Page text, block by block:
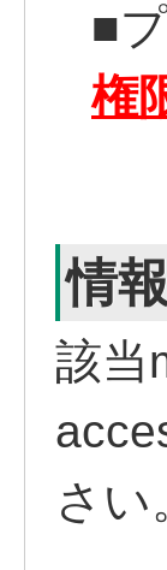
■
権
情
該当
さい